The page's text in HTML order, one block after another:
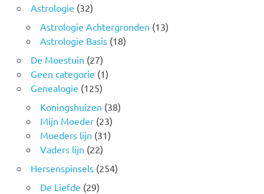
Astrologie (32)
Astrologie Achtergronden (13)
Astrologie Basis(18)
De Moestuin (27)
Geen categorie (1)
Genealogie (125)
Koningshuizen (38)
Mijn Moeder(23)
Moeders lijn (31)
Vaders lijn (22)
Hersenspinsels(254)
De Liefde (29)